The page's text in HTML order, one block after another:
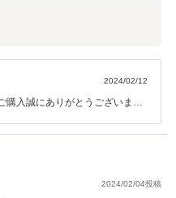
2024/02/12
購入誠にありがとうございまし
てまいります。貴重なご意見あ
ービス等で当店をご利用いた
2024/02/04投稿